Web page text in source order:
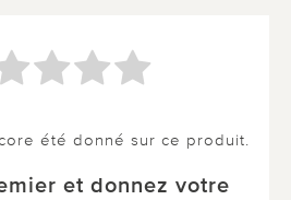
été donné sur ce produit.
et donnez votre